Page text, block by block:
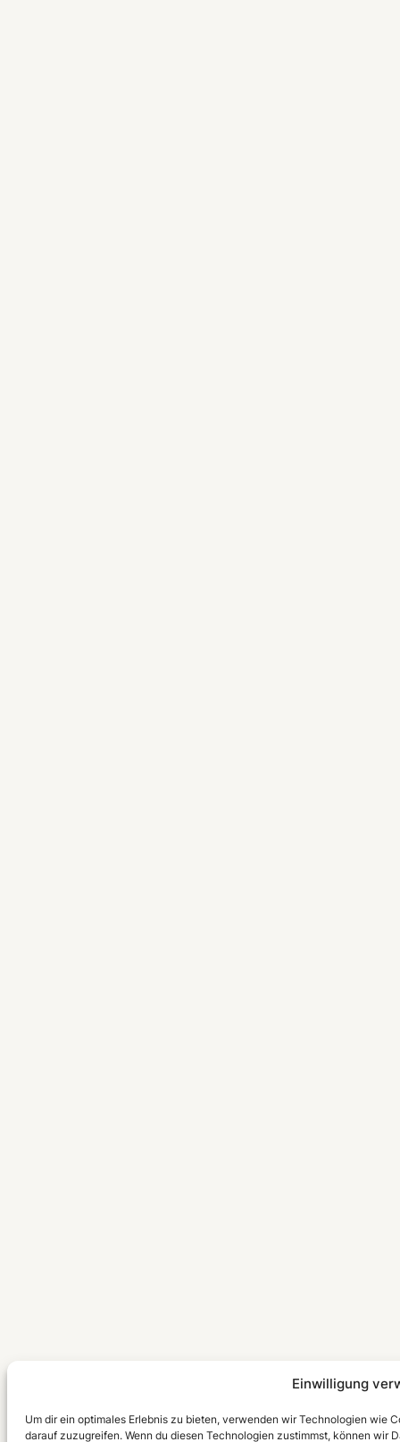
Einwilligung
Um dir ein optimales Erlebnis zu bieten, verwenden wir Technologien wie
darauf zuzugreifen. Wenn du diesen Technologien zustimmst, können wir